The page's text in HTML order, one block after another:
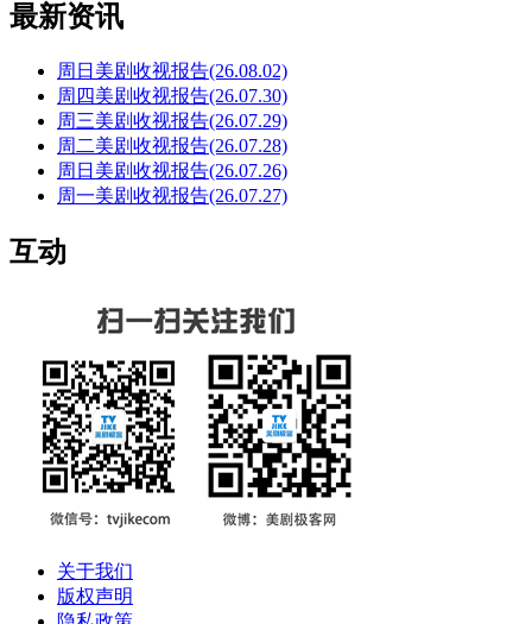
最新资讯
周日美剧收视报告(26.08.02)
周四美剧收视报告(26.07.30)
周三美剧收视报告(26.07.29)
周二美剧收视报告(26.07.28)
周日美剧收视报告(26.07.26)
周一美剧收视报告(26.07.27)
互动
关于我们
版权声明